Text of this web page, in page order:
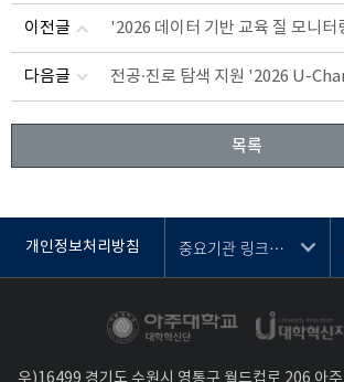
이전글 '2026 데이터 기반 교육 질 모니터
다음글 전공·진로 탐색 지원 '2026 U-
목록
개인정보처리방침 중요기관 링크 선택